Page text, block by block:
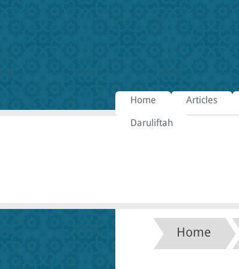
Home Articles
Daruliftah
Home